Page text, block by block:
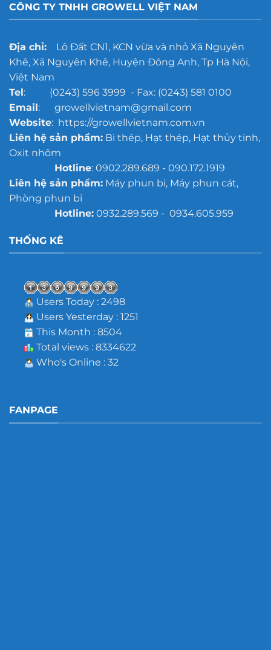
CÔNG TY TNHH GROWELL VIỆT NAM
Địa chỉ:Lô Đất CN1, KCN vừa và nhỏ Xã Nguyên
Khê, Xã Nguyên Khê, Huyện Đông Anh, Tp Hà Nội,
Việt Nam
Tel: (0243) 596 3999 - Fax: (0243) 581 0100
Email: growellvietnam@gmail.com
Website: https://growellvietnam.com.vn
Liên hệ sản phẩm:Bi thép, Hạt thép, Hạt thủy tinh,
Oxit nhôm
Hotline: 0902.289.689 - 090.172.1919
Liên hệ sản phẩm:Máy phun bi, Máy phun cát,
Phòng phun bi
Hotline:0932.289.569 - 0934.605.959
THỐNG KÊ
Users Today : 2498
Users Yesterday : 1251
This Month : 8504
Total views : 8334622
Who's Online : 32
FANPAGE